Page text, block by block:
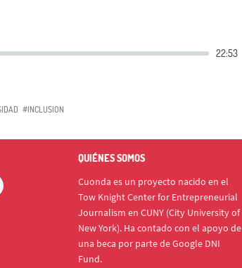
#INCLUSION
QUIÉNES SOMOS
Cuonda es un proyecto nacido en el
Tow Knight Center for Entrepreneurial
Journalism en CUNY (City University of
New York). Ha contado con el apoyo de
una beca por parte de Google DNI
Fund.